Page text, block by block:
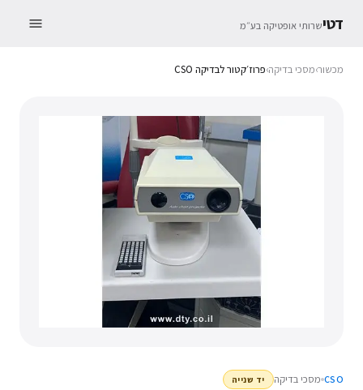
דטישרותי אופטיקה בע״מ
מכשור›מסכי בדיקה›פרוז׳קטור לבדיקה CSO
CSO מסכי בדיקה יד שנייה